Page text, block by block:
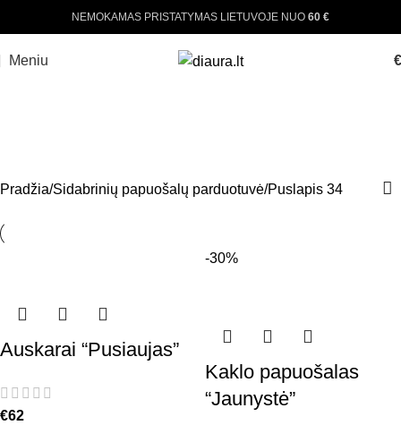
NEMOKAMAS PRISTATYMAS LIETUVOJE NUO 60 €
Meniu €
Pradžia Sidabrinių papuošalų parduotuvė Puslapis 34
Auskarai “Pusiaujas”
€62
-30%
Kaklo papuošalas
“Jaunystė”